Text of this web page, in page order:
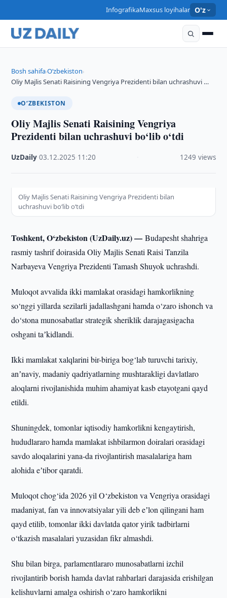
InfografikaMaxsus loyihalar O'z
Bosh sahifa›O‘zbekiston›
Oliy Majlis Senati Raisining Vengriya Prezidenti bilan uchrashuvi …
O‘ZBEKISTON
Oliy Majlis Senati Raisining Vengriya
Prezidenti bilan uchrashuvi bo‘lib o‘tdi
UzDaily ·03.12.2025 11:20 1249 views
Oliy Majlis Senati Raisining Vengriya Prezidenti bilan
uchrashuvi bo‘lib o‘tdi
Toshkent, O‘zbekiston (UzDaily.uz) —Budapesht shahriga
rasmiy tashrif doirasida Oliy Majlis Senati Raisi Tanzila
Narbayeva­ Vengriya Prezidenti Tamash Shuyok uchrashdi.
Muloqot avvalida ikki mamlakat orasidagi hamkorlikning
so‘nggi yillarda sezilarli jadallashgani hamda o‘zaro ishonch va
do‘stona munosabatlar strategik sheriklik darajagasigacha
oshgani taʼkidlandi.
Ikki mamlakat xalqlarini bir-biriga bog‘lab turuvchi tarixiy,
anʼnaviy, madaniy qadriyatlarning mushtarakligi davlatlaro
aloqlarni rivojlanishida muhim ahamiyat kasb etayotgani qayd
etildi.
Shuningdek, tomonlar iqtisodiy hamkorlikni kengaytirish,
hududlararo hamda mamlakat ishbilarmon doiralari orasidagi
savdo aloqalarini yana-da rivojlantirish masalalariga ham
alohida eʼtibor qaratdi.
Muloqot chog‘ida 2026 yil O‘zbekiston va Vengriya orasidagi
madaniyat, fan va innovatsiyalar yili deb eʼlon qilingani ham
qayd etilib, tomonlar ikki davlatda qator yirik tadbirlarni
o‘tkazish masalalari yuzasidan fikr almashdi.
Shu bilan birga, parlamentlararo munosabatlarni izchil
rivojlantirib borish hamda davlat rahbarlari darajasida erishilgan
kelishuvlarni amalga oshirish o‘zaro hamkorlikni